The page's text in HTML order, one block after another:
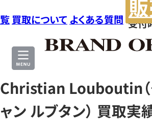
ヤ
ル
受付
覧 買取について よくある質問
Christian Louboutin（
ャン ルブタン） 買取実